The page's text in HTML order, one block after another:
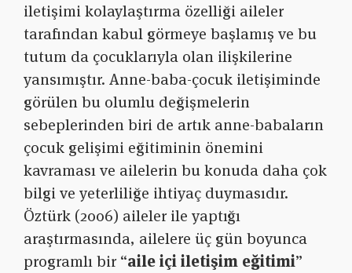
iletişimi kolaylaştırma özelliği aileler
tarafından kabul görmeye başlamış ve bu
tutum da çocuklarıyla olan ilişkilerine
yansımıştır. Anne-baba-çocuk iletişiminde
görülen bu olumlu değişmelerin
sebeplerinden biri de artık anne-babaların
çocuk gelişimi eğitiminin önemini
kavraması ve ailelerin bu konuda daha çok
bilgi ve yeterliliğe ihtiyaç duymasıdır.
Öztürk (2006) aileler ile yaptığı
araştırmasında, ailelere üç gün boyunca
programlı bir “aile içi iletişim eğitimi”